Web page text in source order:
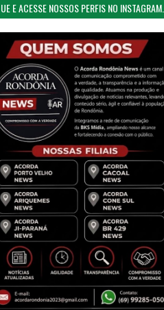
E ACESSE NOSSOS PERFIS NO INSTAGRAM.